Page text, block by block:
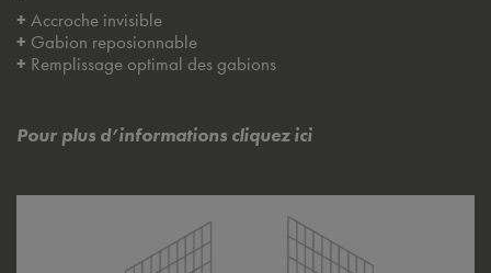
+ Accroche invisible
+ Gabion reposionnable
+ Remplissage optimal des gabions
Pour plus d’informations cliquez ici